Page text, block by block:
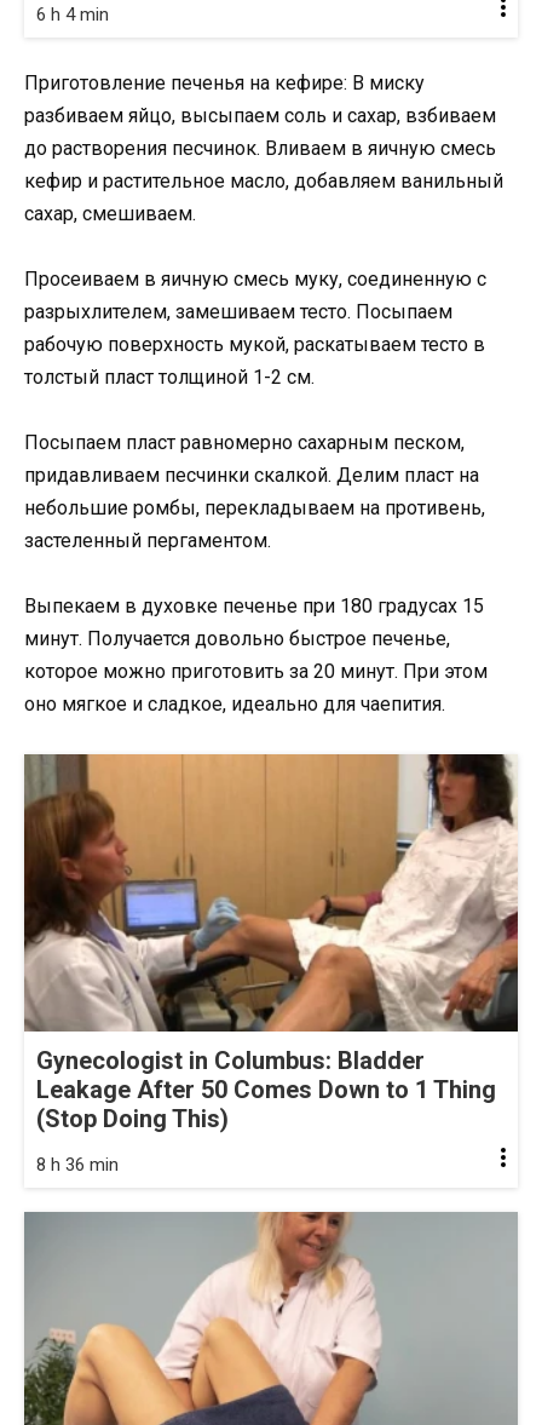
6 h 4 min
Приготовление печенья на кефире: В миску
разбиваем яйцо, высыпаем соль и сахар, взбиваем
до растворения песчинок. Вливаем в яичную смесь
кефир и растительное масло, добавляем ванильный
сахар, смешиваем.
Просеиваем в яичную смесь муку, соединенную с
разрыхлителем, замешиваем тесто. Посыпаем
рабочую поверхность мукой, раскатываем тесто в
толстый пласт толщиной 1-2 см.
Посыпаем пласт равномерно сахарным песком,
придавливаем песчинки скалкой. Делим пласт на
небольшие ромбы, перекладываем на противень,
застеленный пергаментом.
Выпекаем в духовке печенье при 180 градусах 15
минут. Получается довольно быстрое печенье,
которое можно приготовить за 20 минут. При этом
оно мягкое и сладкое, идеально для чаепития.
Gynecologist in Columbus: Bladder
Leakage After 50 Comes Down to 1 Thing
(Stop Doing This)
8 h 36 min